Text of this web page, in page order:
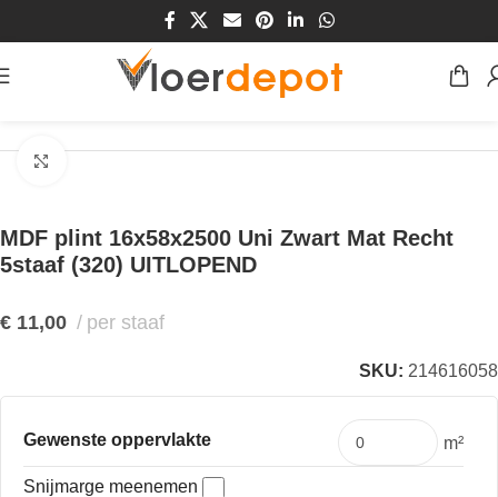
MDF plint 16x58x2500 Uni Zwart Mat Recht
5staaf (320) UITLOPEND
€ 11,00 per staaf
SKU: 214616058
Gewenste oppervlakte m²
Snijmarge meenemen